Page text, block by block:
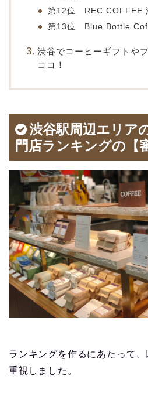
第12位 REC COFFEE
第13位 Blue Bottle
渋谷でコーヒーギフトや
ココ！
渋谷駅周辺エリア
門店ランキングの【
ランキングを作るにあたって
重視しました。